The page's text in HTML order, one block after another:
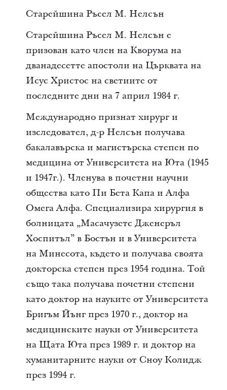
Старейшина Ръсел М. Нелсън
Старейшина Ръсел М. Нелсън е
призован като член на Кворума на
дванадесетте апостоли на Църквата на
Исус Христос на светиите от
последните дни на 7 април 1984 г.
Международно признат хирург и
изследовател, д-р Нелсън получава
бакалавърска и магистърска степен по
медицина от Университета на Юта (1945
и 1947г.). Членува в почетни научни
общества като Пи Бета Капа и Алфа
Омега Алфа. Специализира хирургия в
болницата „Масачузетс Дженеръл
Хоспитъл” в Бостън и в Университета
на Минесота, където и получава своята
докторска степен през 1954 година. Той
също така получава почетни степени
като доктор на науките от Университета
Бригъм Йънг през 1970 г., доктор на
медицинските науки от Университета
на Щата Юта през 1989 г. и доктор на
хуманитарните науки от Сноу Колидж
през 1994 г.